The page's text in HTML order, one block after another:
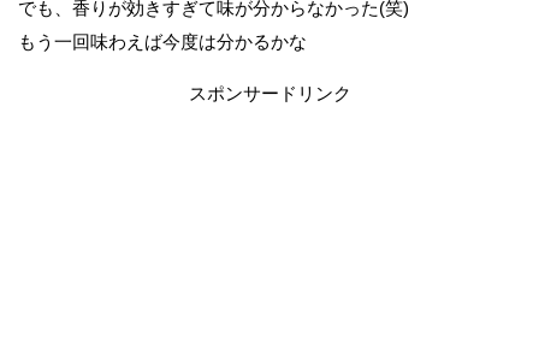
でも、香りが効きすぎて味が分からなかった(笑)
もう一回味わえば今度は分かるかな
スポンサードリンク